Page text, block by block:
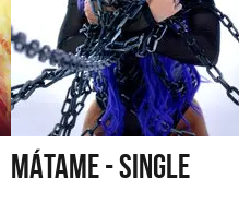
MÁTAME - SINGLE